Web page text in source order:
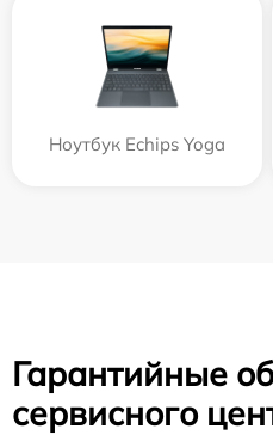
Ноутбук Echips Yoga
Гарантийные
сервисного